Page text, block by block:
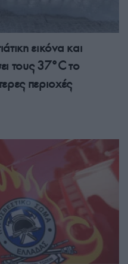
εικόνα και
τους 37°C το
περιοχές